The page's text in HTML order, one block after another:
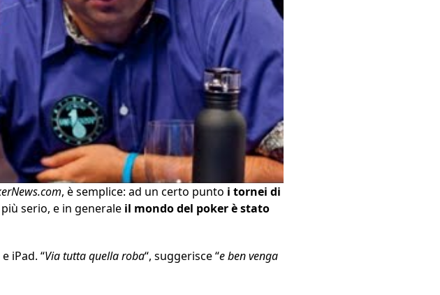
, è semplice: ad un certo punto i tornei di
serio, e in generale il mondo del poker è stato
iPad. “Via tutta quella roba“, suggerisce “e ben venga